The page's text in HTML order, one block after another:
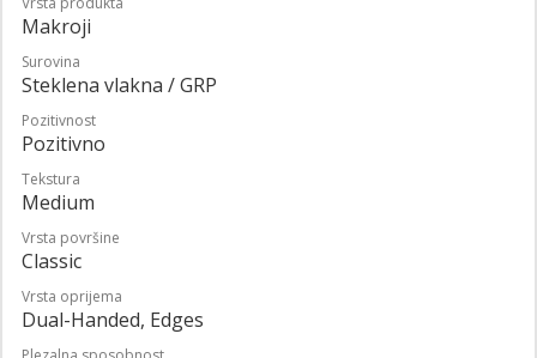
Makroji
Surovina
Steklena vlakna / GRP
Pozitivnost
Pozitivno
Tekstura
Medium
Vrsta površine
Classic
Vrsta oprijema
Dual-Handed, Edges